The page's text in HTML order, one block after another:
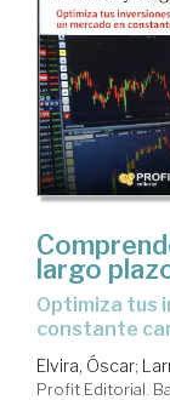
largo
optimiza tus inversiones en un mercado en
constante
Elvira, Óscar;
Profit Editorial.